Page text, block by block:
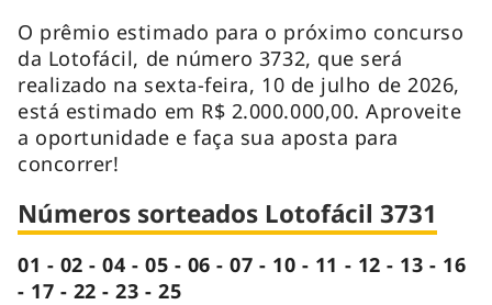
O prêmio estimado para o próximo concurso
da Lotofácil, de número 3732, que será
realizado na sexta-feira, 10 de julho de 2026,
está estimado em R$ 2.000.000,00. Aproveite
a oportunidade e faça sua aposta para
concorrer!
Números sorteados Lotofácil 3731
01 - 02 - 04 - 05 - 06 - 07 - 10 - 11 - 12 - 13 - 16
- 17 - 22 - 23 - 25